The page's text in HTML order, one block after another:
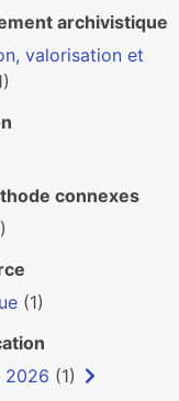
archivistique
valorisation et
connexes
(1)
2026 (1)